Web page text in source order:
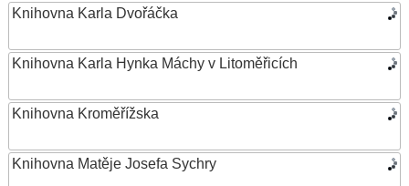
Knihovna Karla Dvořáčka
Knihovna Karla Hynka Máchy v Litoměřicích
Knihovna Kroměřížska
Knihovna Matěje Josefa Sychry